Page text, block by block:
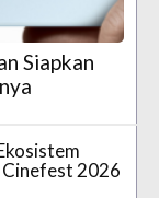
Siapkan
2026